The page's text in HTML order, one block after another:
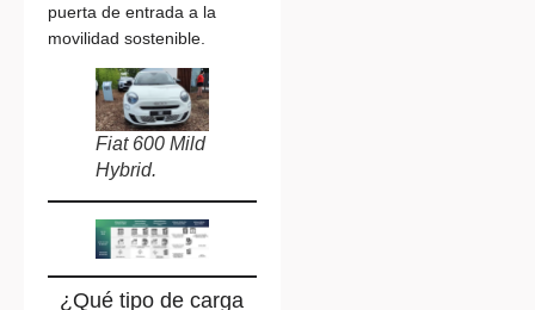
puerta de entrada a la
movilidad sostenible.
Fiat 600 Mild
Hybrid.
¿Qué tipo de carga